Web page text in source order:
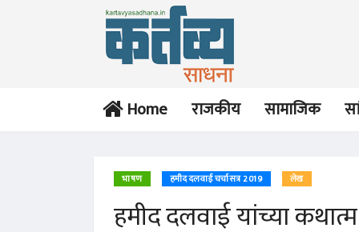
Home राजकीय सामाजिक
भाषण हमीद दलवाई चर्चासत्र 2019 लेख
हमीद दलवाई यांच्या